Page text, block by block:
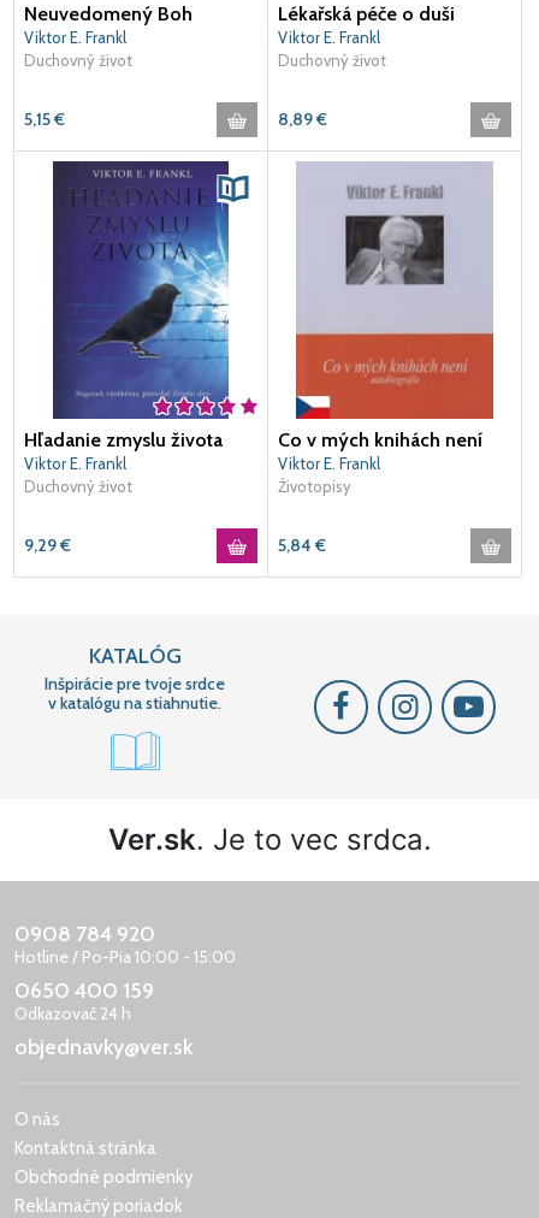
Neuvedomený Boh
Viktor E. Frankl
Duchovný život
5,15€
Lékařská péče o duši
Viktor E. Frankl
Duchovný život
8,89€
Hľadanie zmyslu života
Viktor E. Frankl
Duchovný život
9,29€
Co v mých knihách není
Viktor E. Frankl
Životopisy
5,84 €
KATALÓG
Inšpirácie pre tvoje srdce
v katalógu na stiahnutie.
Ver.sk. Je to vec srdca.
0908 784 920
Hotline / Po-Pia 10:00 - 15:00
0650 400 159
Odkazovač 24 h
objednavky@ver.sk
O nás
Kontaktná stránka
Obchodné podmienky
Reklamačný poriadok